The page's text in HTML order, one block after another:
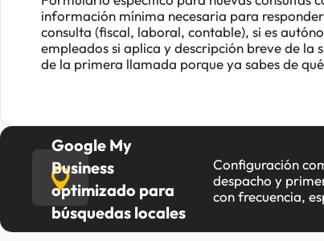
información mínima necesaria para
consulta (fiscal, laboral, contable), si es
empleados si aplica y descripción breve de la
de la primera llamada porque ya sabes de
Google My
Business
optimizado para
búsquedas locales
Configuración
despacho y
con frecuencia,